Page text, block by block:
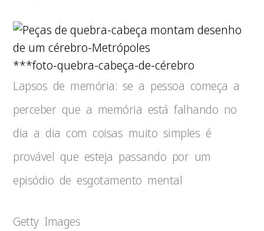
***foto-quebra-cabeça-de-cérebro
Lapsos de memória: se a pessoa começa a
perceber que a memória está falhando no
dia a dia com coisas muito simples é
provável que esteja passando por um
episódio de esgotamento mental
Getty Images